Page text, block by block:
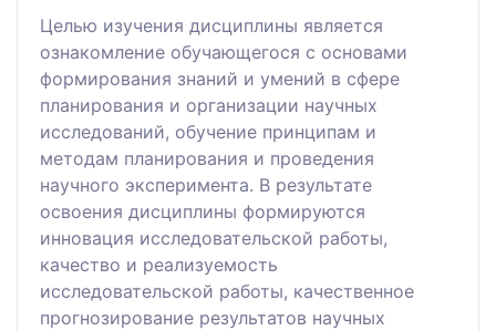
Целью изучения дисциплины является
ознакомление обучающегося с основами
формирования знаний и умений в сфере
планирования и организации научных
исследований, обучение принципам и
методам планирования и проведения
научного эксперимента. В результате
освоения дисциплины формируются
инновация исследовательской работы,
качество и реализуемость
исследовательской работы, качественное
прогнозирование результатов научных